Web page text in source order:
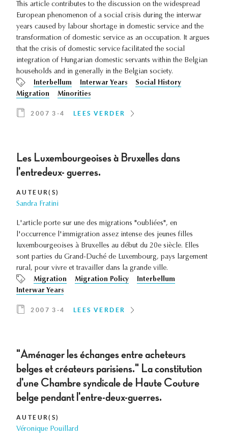
This article contributes to the discussion on the widespread
European phenomenon of a social crisis during the interwar
years caused by labour shortage in domestic service and the
transformation of domestic service as an occupation. It argues
that the crisis of domestic service facilitated the social
integration of Hungarian domestic servants within the Belgian
households and in generally in the Belgian society.
Interbellum
Interwar Years
Social History
Migration
Minorities
2007 3-4 LEES VERDER
Les Luxembourgeoises à Bruxelles dans
l'entredeux- guerres.
AUTEUR(S)
Sandra Fratini
L'article porte sur une des migrations "oubliées", en
l'occurrence l'immigration assez intense des jeunes filles
luxembourgeoises à Bruxelles au début du 20e siècle. Elles
sont parties du Grand-Duché de Luxembourg, pays largement
rural, pour vivre et travailler dans la grande ville.
Migration
Migration Policy
Interbellum
Interwar Years
2007 3-4 LEES VERDER
"Aménager les échanges entre acheteurs
belges et créateurs parisiens." La constitution
d'une Chambre syndicale de Haute Couture
belge pendant l'entre-deux-guerres.
AUTEUR(S)
Véronique Pouillard